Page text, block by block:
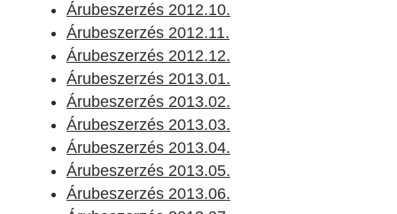
Árubeszerzés 2012.10.
Árubeszerzés 2012.11.
Árubeszerzés 2012.12.
Árubeszerzés 2013.01.
Árubeszerzés 2013.02.
Árubeszerzés 2013.03.
Árubeszerzés 2013.04.
Árubeszerzés 2013.05.
Árubeszerzés 2013.06.